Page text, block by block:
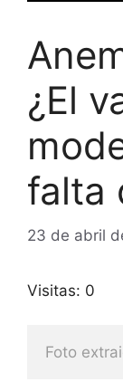
¿El
falta
23 de abril
Visitas: 0
Foto